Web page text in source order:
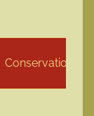
Conservation